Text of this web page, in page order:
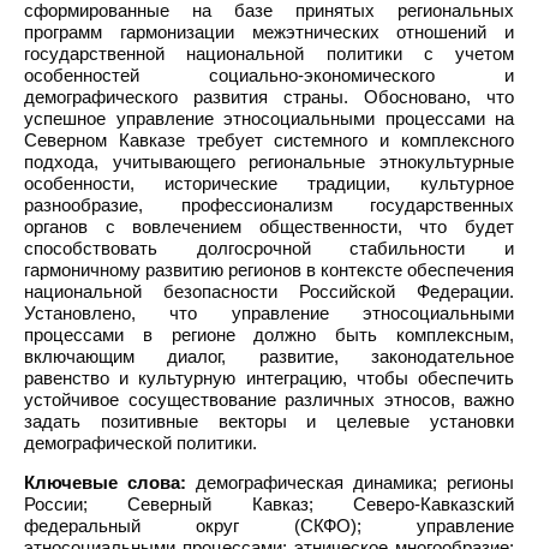
сформированные на базе принятых региональных
программ гармонизации межэтнических отношений и
государственной национальной политики с учетом
особенностей социально-экономического и
демографического развития страны. Обосновано, что
успешное управление этносоциальными процессами на
Северном Кавказе требует системного и комплексного
подхода, учитывающего региональные этнокультурные
особенности, исторические традиции, культурное
разнообразие, профессионализм государственных
органов с вовлечением общественности, что будет
способствовать долгосрочной стабильности и
гармоничному развитию регионов в контексте обеспечения
национальной безопасности Российской Федерации.
Установлено, что управление этносоциальными
процессами в регионе должно быть комплексным,
включающим диалог, развитие, законодательное
равенство и культурную интеграцию, чтобы обеспечить
устойчивое сосуществование различных этносов, важно
задать позитивные векторы и целевые установки
демографической политики.
Ключевые слова: демографическая динамика; регионы
России; Северный Кавказ; Северо-Кавказский
федеральный округ (СКФО); управление